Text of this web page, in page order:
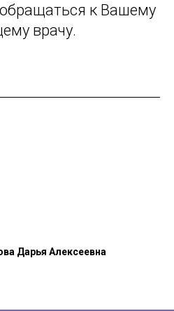
к Вашему
врачу.
Дарья Алексеевна